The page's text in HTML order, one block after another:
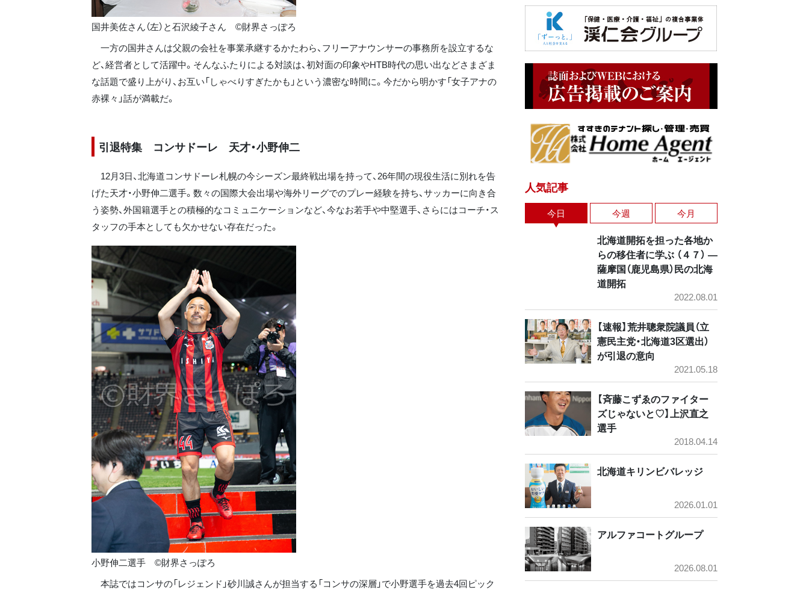
国井美佐さん（左）と石沢綾子さん ©財界さっぽろ
一方の国井さんは父親の会社を事業承継するかたわら、フリーアナウンサーの事務所を設立するな
ど、経営者として活躍中。そんなふたりによる対談は、初対面の印象やHTB時代の思い出などさまざま
な話題で盛り上がり、お互い「しゃべりすぎたかも」という濃密な時間に。今だから明かす「女子アナの
赤裸々」話が満載だ。
引退特集 コンサドーレ 天才・小野伸二
12月3日、北海道コンサドーレ札幌の今シーズン最終戦出場を持って、26年間の現役生活に別れを告
げた天才・小野伸二選手。数々の国際大会出場や海外リーグでのプレー経験を持ち、サッカーに向き合
う姿勢、外国籍選手との積極的なコミュニケーションなど、今なお若手や中堅選手、さらにはコーチ・ス
タッフの手本としても欠かせない存在だった。
小野伸二選手 ©財界さっぽろ
本誌ではコンサの「レジェンド」砂川誠さんが担当する「コンサの深層」で小野選手を過去4回ピック
人気記事
今日 今週 今月
北海道開拓を担った各地か
らの移住者に学ぶ （４７） ―
薩摩国（鹿児島県）民の北海
道開拓
2022.08.01
【速報】荒井聰衆院議員（立
憲民主党・北海道3区選出）
が引退の意向
2021.05.18
【斉藤こずゑのファイター
ズじゃないと♡】上沢直之
選手
2018.04.14
北海道キリンビバレッジ
2026.01.01
アルファコートグループ
2026.08.01